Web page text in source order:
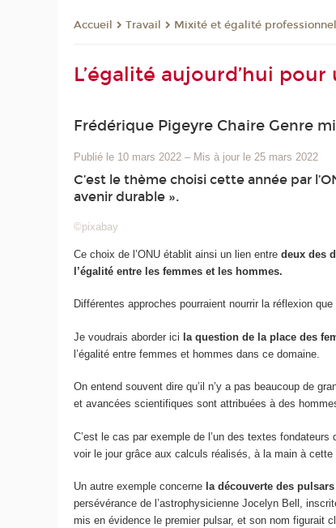
Accueil Travail Mixité et égalité
L’égalité aujourd’hui
Frédérique Pigeyre Chaire Genre
Publié le 10 mars 2022 – Mis à jour le 25 mars 2022
C’est le thème choisi cette année par
avenir durable ».
©pixabay
Ce choix de l’ONU établit ainsi un lien entredeux des
l’égalité entre les femmes et les hommes.
Différentes approches pourraient nourrir la réflexion
Je voudrais aborder ici la question de la place des
l’égalité entre femmes et hommes dans ce domaine.
On entend souvent dire qu’il n’y a pas beaucoup de
et avancées scientifiques sont attribuées à des
C’est le cas par exemple de l’un des textes
voir le jour grâce aux calculs réalisés, à la main à
Un autre exemple concerne la découverte des
persévérance de l’astrophysicienne Jocelyn Bell,
mis en évidence le premier pulsar, et son nom figurait